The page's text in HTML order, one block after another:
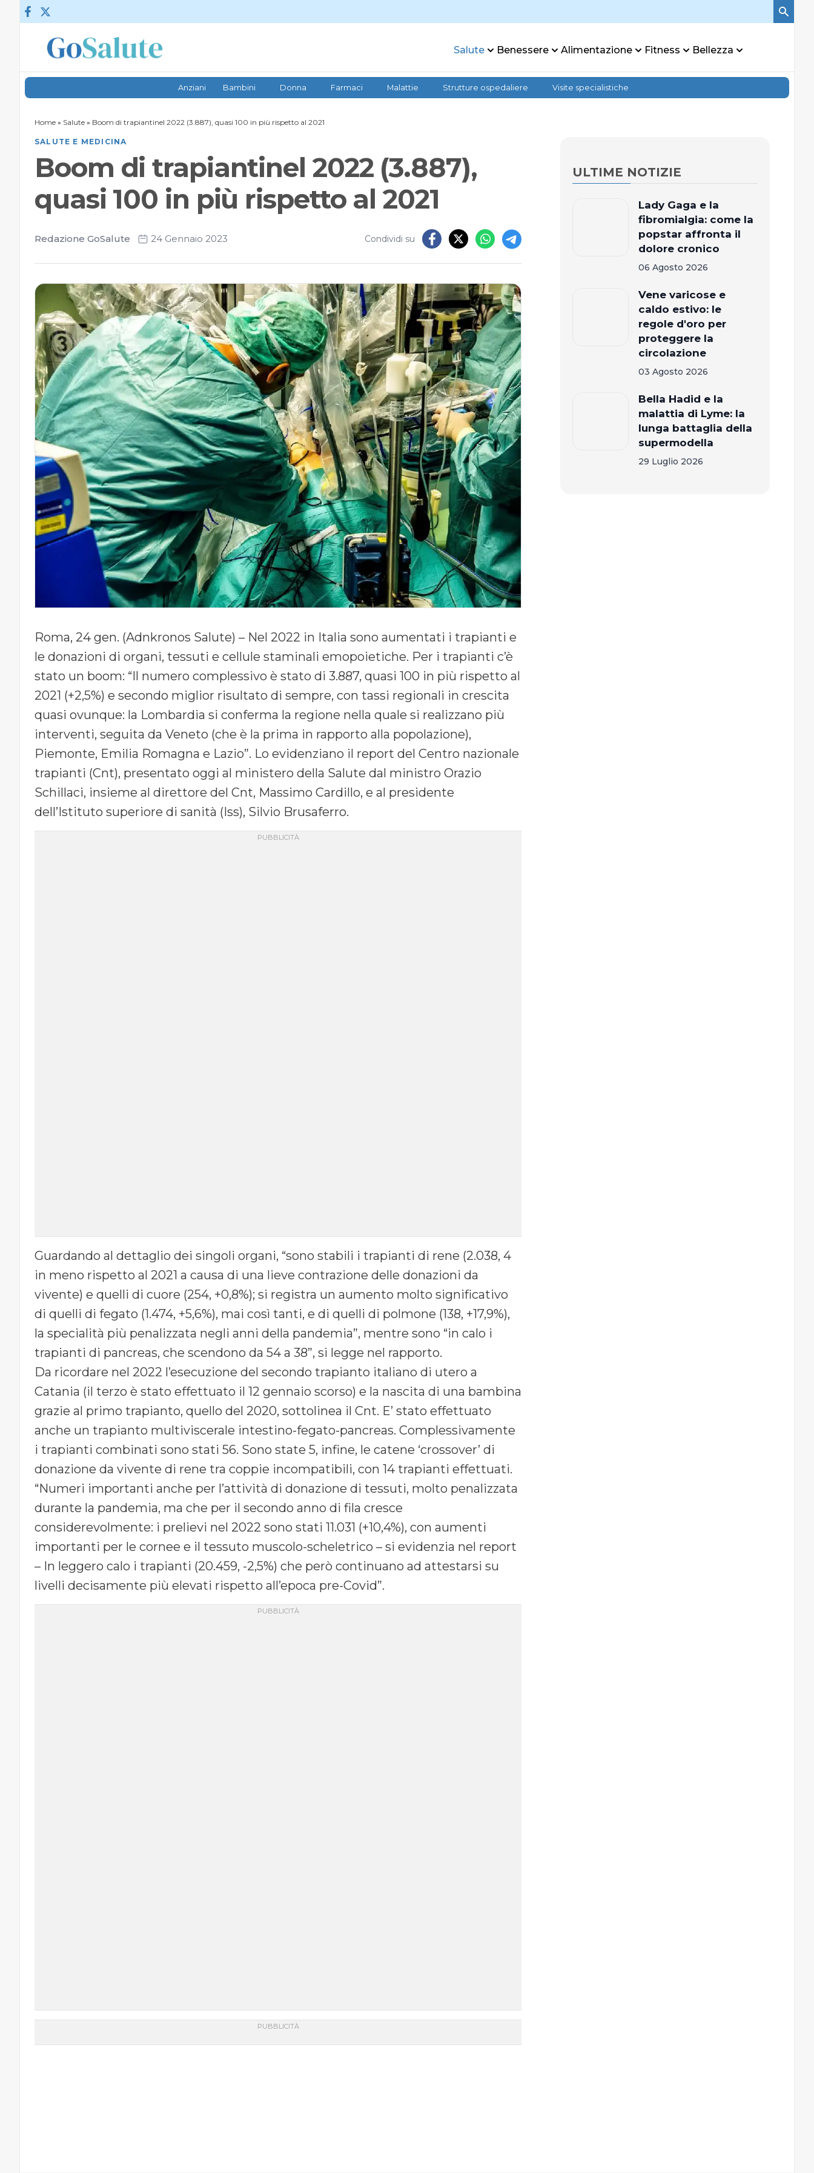
Vai al contenuto
Salute Benessere Alimentazione Fitness Bellezza
Anziani Bambini Donna Farmaci Malattie Strutture ospedaliere Visite specialistiche
Home » Salute » Boom di trapiantinel 2022 (3.887), quasi 100 in più rispetto al 2021
SALUTE E MEDICINA
Boom di trapiantinel 2022 (3.887),
quasi 100 in più rispetto al 2021
Redazione GoSalute 24 Gennaio 2023 Condividi su
Roma, 24 gen. (Adnkronos Salute) – Nel 2022 in Italia sono aumentati i trapianti e
le donazioni di organi, tessuti e cellule staminali emopoietiche. Per i trapianti c’è
stato un boom: “Il numero complessivo è stato di 3.887, quasi 100 in più rispetto al
2021 (+2,5%) e secondo miglior risultato di sempre, con tassi regionali in crescita
quasi ovunque: la Lombardia si conferma la regione nella quale si realizzano più
interventi, seguita da Veneto (che è la prima in rapporto alla popolazione),
Piemonte, Emilia Romagna e Lazio”. Lo evidenziano il report del Centro nazionale
trapianti (Cnt), presentato oggi al ministero della Salute dal ministro Orazio
Schillaci, insieme al direttore del Cnt, Massimo Cardillo, e al presidente
dell’Istituto superiore di sanità (Iss), Silvio Brusaferro.
Guardando al dettaglio dei singoli organi, “sono stabili i trapianti di rene (2.038, 4
in meno rispetto al 2021 a causa di una lieve contrazione delle donazioni da
vivente) e quelli di cuore (254, +0,8%); si registra un aumento molto significativo
di quelli di fegato (1.474, +5,6%), mai così tanti, e di quelli di polmone (138, +17,9%),
la specialità più penalizzata negli anni della pandemia”, mentre sono “in calo i
trapianti di pancreas, che scendono da 54 a 38”, si legge nel rapporto.
Da ricordare nel 2022 l’esecuzione del secondo trapianto italiano di utero a
Catania (il terzo è stato effettuato il 12 gennaio scorso) e la nascita di una bambina
grazie al primo trapianto, quello del 2020, sottolinea il Cnt. E’ stato effettuato
anche un trapianto multiviscerale intestino-fegato-pancreas. Complessivamente
i trapianti combinati sono stati 56. Sono state 5, infine, le catene ‘crossover’ di
donazione da vivente di rene tra coppie incompatibili, con 14 trapianti effettuati.
“Numeri importanti anche per l’attività di donazione di tessuti, molto penalizzata
durante la pandemia, ma che per il secondo anno di fila cresce
considerevolmente: i prelievi nel 2022 sono stati 11.031 (+10,4%), con aumenti
importanti per le cornee e il tessuto muscolo-scheletrico – si evidenzia nel report
– In leggero calo i trapianti (20.459, -2,5%) che però continuano ad attestarsi su
livelli decisamente più elevati rispetto all’epoca pre-Covid”.
ULTIME NOTIZIE
Lady Gaga e la
fibromialgia: come la
popstar affronta il
dolore cronico
06 Agosto 2026
Vene varicose e
caldo estivo: le
regole d'oro per
proteggere la
circolazione
03 Agosto 2026
Bella Hadid e la
malattia di Lyme: la
lunga battaglia della
supermodella
29 Luglio 2026